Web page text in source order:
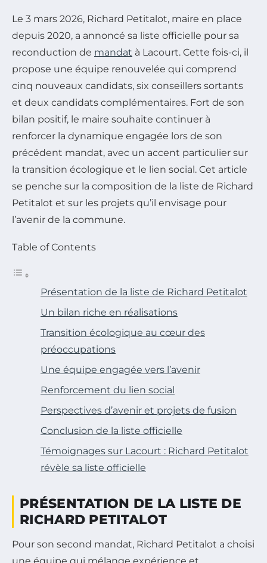
Le 3 mars 2026, Richard Petitalot, maire en place
depuis 2020, a annoncé sa liste officielle pour sa
reconduction de mandat à Lacourt. Cette fois-ci, il
propose une équipe renouvelée qui comprend
cinq nouveaux candidats, six conseillers sortants
et deux candidats complémentaires. Fort de son
bilan positif, le maire souhaite continuer à
renforcer la dynamique engagée lors de son
précédent mandat, avec un accent particulier sur
la transition écologique et le lien social. Cet article
se penche sur la composition de la liste de Richard
Petitalot et sur les projets qu’il envisage pour
l’avenir de la commune.
Table of Contents
Présentation de la liste de Richard Petitalot
Un bilan riche en réalisations
Transition écologique au cœur des
préoccupations
Une équipe engagée vers l’avenir
Renforcement du lien social
Perspectives d’avenir et projets de fusion
Conclusion de la liste officielle
Témoignages sur Lacourt : Richard Petitalot
révèle sa liste officielle
PRÉSENTATION DE LA LISTE DE
RICHARD PETITALOT
Pour son second mandat, Richard Petitalot a choisi